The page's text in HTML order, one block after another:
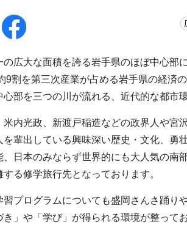
の広大な面積を誇る岩手県のほぼ中心部
9割を第三次産業が占める岩手県の経済
心部を三つの川が流れる、近代的な都市
米内光政、新渡戸稲造などの政界人や宮
を輩出している興味深い歴史・文化、勇
、日本のみならず世界的にも大人気の南
する修学旅行先となっております。
習プログラムについても盛岡さんさ踊り
き」や「学び」が得られる環境が整って